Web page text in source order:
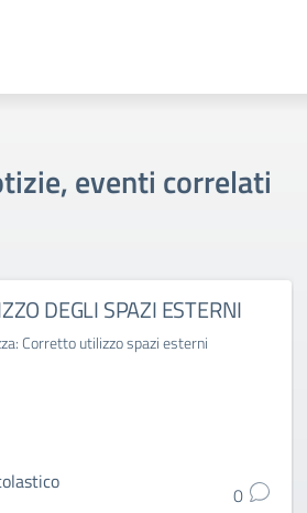
eventi correlati
DEGLI SPAZI ESTERNI
Corretto utilizzo spazi esterni
0